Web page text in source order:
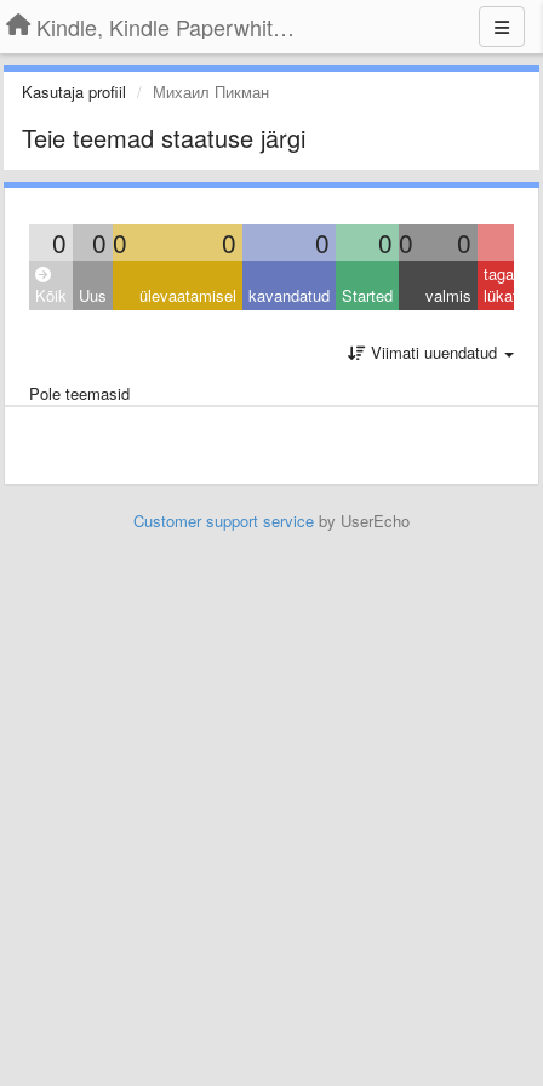
Kindle, Kindle Paperwhite, Kindle Voyage
Kasutaja profiil Михаил Пикман
Teie teemad staatuse järgi
0 0 0 0 0 0 0 0
Kõik Uus ülevaatamisel kavandatud Started valmis
tagasi
lükatud
Viimati uuendatud
Pole teemasid
Customer support service by UserEcho